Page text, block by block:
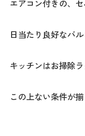
エアコン付きの、セ
日当たり良好なバ
キッチンはお掃除
この上ない条件が